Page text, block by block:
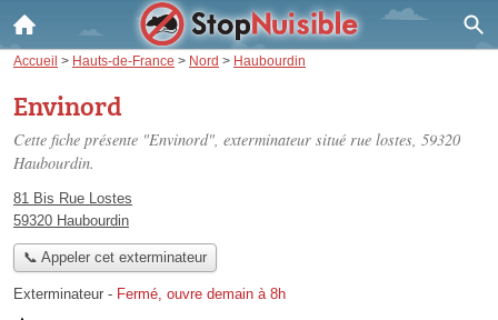
Accueil > Hauts-de-France > Nord > Haubourdin
Envinord
Cette fiche présente "Envinord", exterminateur situé rue lostes, 59320
Haubourdin.
81 Bis Rue Lostes
59320 Haubourdin
📞 Appeler cet exterminateur
Exterminateur - Fermé, ouvre demain à 8h